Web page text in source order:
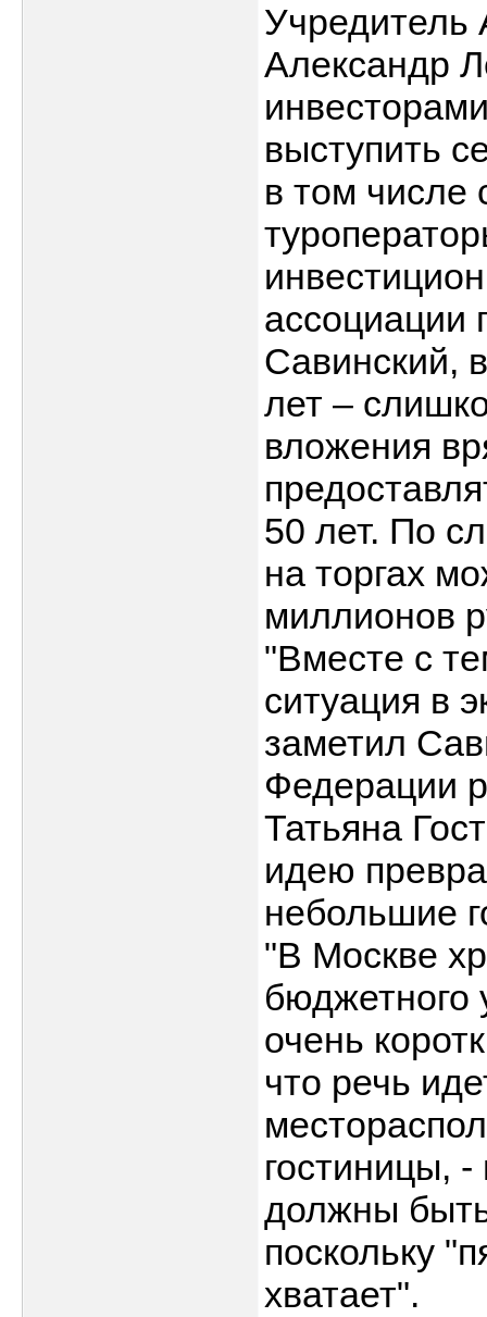
Учредитель
Александр
выступить
в том числе
ассоциации
Савинский,
лет –
вложения
50 лет. По
на торгах
миллионов
"Вместе с
ситуация в
заметил
Федерации
Татьяна
идею
небольшие
"В Москве
бюджетного
очень
что речь
гостиницы,
должны
поскольку
хватает".